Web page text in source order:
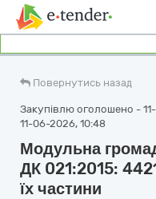
Повернутись назад
Закупівлю оголошено -
11-06-2026, 10:48
Модульна
ДК 021:2015:
їх частини